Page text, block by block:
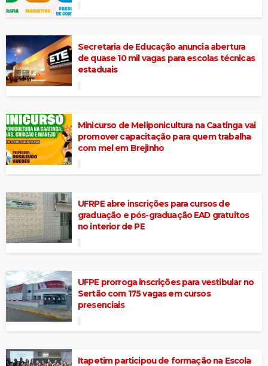
Secretaria de Educação anuncia abertura
de quase 10 mil vagas para escolas técnicas
estaduais
Minicurso de Meliponicultura na Caatinga vai
promover capacitação para quem trabalha
com mel em Brejinho
UFRPE abre inscrições para cursos de
graduação e pós-graduação EAD gratuitos
no interior de PE
UFPE prorroga inscrições para vestibular no
Sertão com 175 vagas em cursos
presenciais
Itapetim participou de formação na Escola